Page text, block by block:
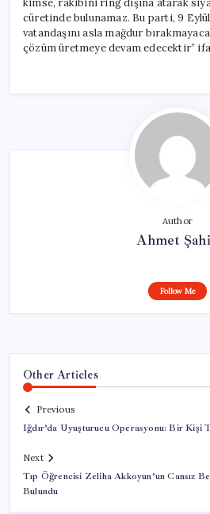
cüretinde bulunamaz. Bu parti, 9 Eylül
vatandaşını asla mağdur
çözüm üretmeye devam edecektir”
Author
Ahmet
Follow Me
Other Articles
Previous
Iğdır’da Uyuşturucu Operasyonu: Bir Kişi
Next
Tıp Öğrencisi Zeliha Akkoyun’un Cansız
Bulundu